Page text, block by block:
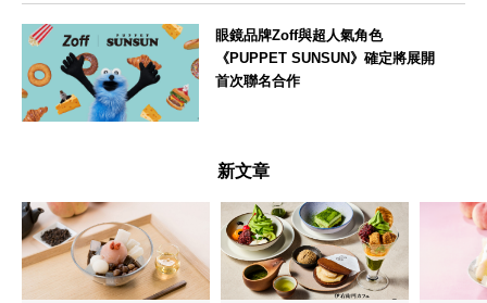
眼鏡品牌Zoff與超人氣角色
《PUPPET SUNSUN》確定將展開
首次聯名合作
新文章